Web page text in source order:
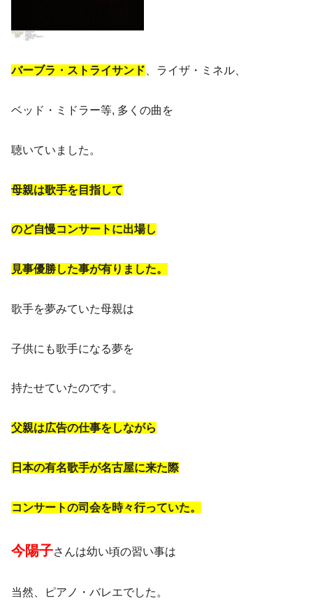
バーブラ・ストライサンド 、ライザ・ミネル、
ベッド・ミドラー等, 多くの曲を
聴いていました。
母親は歌手を目指して
のど自慢コンサートに出場し
見事優勝した事が有りました。
歌手を夢みていた母親は
子供にも歌手になる夢を
持たせていたのです。
父親は広告の仕事をしながら
日本の有名歌手が名古屋に来た際
コンサートの司会を時々行っていた。
今陽子さんは幼い頃の習い事は
当然、ピアノ・バレエでした。